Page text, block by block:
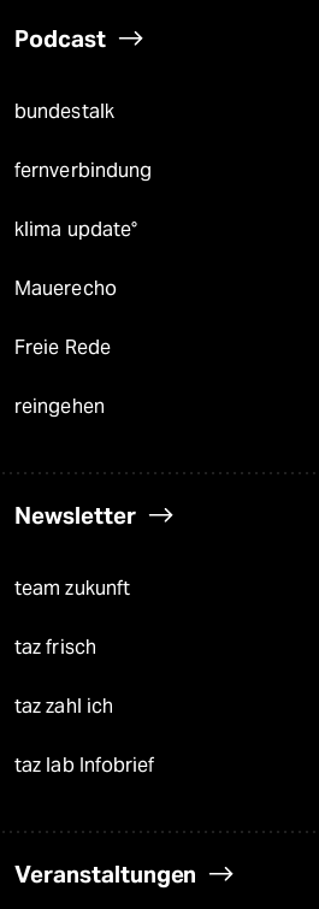
Podcast
bundestalk
fernverbindung
klima update°
Mauerecho
Freie Rede
reingehen
Newsletter
team zukunft
taz frisch
taz zahl ich
taz lab Infobrief
Veranstaltungen